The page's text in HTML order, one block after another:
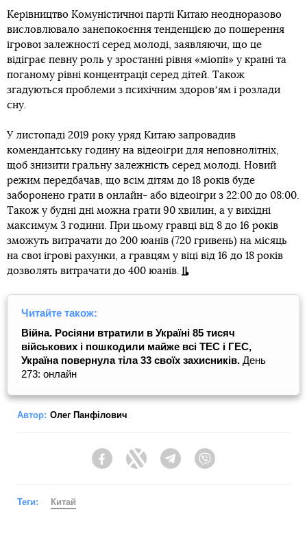
Керівництво Комуністичної партії Китаю неодноразово
висловлювало занепокоєння тенденцією до пошерення
ігрової залежності серед молоді, заявляючи, що це
відіграє певну роль у зростанні рівня «міопії» у країні та
поганому рівні концентрації серед дітей. Також
згадуються проблеми з психічним здоровʼям і розлади
сну.
У листопаді 2019 року уряд Китаю запровадив
комендантську годину на відеоігри для неповнолітніх,
щоб знизити гральну залежність серед молоді. Новий
режим передбачав, що всім дітям до 18 років буде
заборонено грати в онлайн- або відеоігри з 22:00 до 08:00.
Також у будні дні можна грати 90 хвилин, а у вихідні
максимум 3 години. При цьому гравці від 8 до 16 років
зможуть витрачати до 200 юанів (720 гривень) на місяць
на свої ігрові рахунки, а гравцям у віці від 16 до 18 років
дозволять витрачати до 400 юанів.
Читайте також:
Війна. Росіяни втратили в Україні 85 тисяч
військових і пошкодили майже всі ТЕС і ГЕС,
Україна повернула тіла 33 своїх захисників. День
273: онлайн
Автор: Олег Панфілович
FacebookTwitter Telegram
Теги: Китай